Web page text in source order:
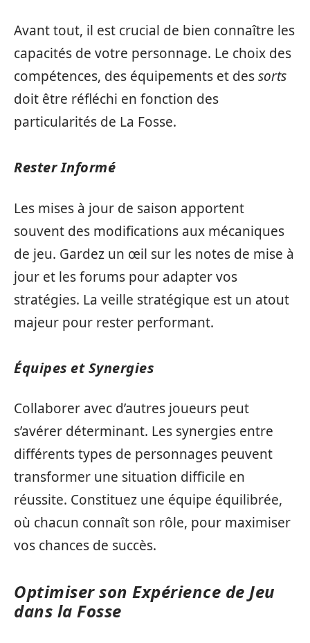
Avant tout, il est crucial de bien connaître les
capacités de votre personnage. Le choix des
compétences, des équipements et dessorts
doit être réfléchi en fonction des
particularités de La Fosse.
Rester Informé
Les mises à jour de saison apportent
souvent des modifications aux mécaniques
de jeu. Gardez un œil sur les notes de mise à
jour et les forums pour adapter vos
stratégies. La veille stratégique est un atout
majeur pour rester performant.
Équipes et Synergies
Collaborer avec d’autres joueurs peut
s’avérer déterminant. Les synergies entre
différents types de personnages peuvent
transformer une situation difficile en
réussite. Constituez une équipe équilibrée,
où chacun connaît son rôle, pour maximiser
vos chances de succès.
Optimiser son Expérience de Jeu
dans la Fosse